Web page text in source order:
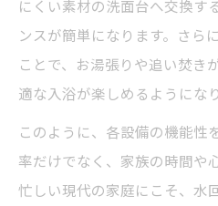
にくい素材の洗面台へ交換す
ンスが簡単になります。さら
ことで、お湯張りや追い焚き
適な入浴が楽しめるようにな
このように、各設備の機能性
率だけでなく、家族の時間や
忙しい現代の家庭にこそ、水